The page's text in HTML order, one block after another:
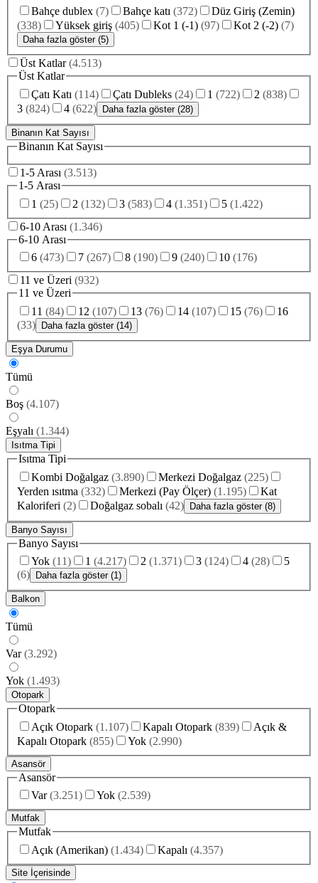
Bahçe dublex (7) Bahçe katı (372)
Düz Giriş (Zemin)
(338) Yüksek giriş (405) Kot 1 (-1) (97) Kot 2 (-2) (7)
Daha fazla göster (5)
Üst Katlar (4.513)
Üst Katlar
Çatı Katı (114) Çatı Dubleks (24) 1 (722) 2 (838)
3 (824) 4 (622) Daha fazla göster (28)
Binanın Kat Sayısı
Binanın Kat Sayısı
1-5 Arası (3.513)
1-5 Arası
1 (25) 2 (132) 3 (583) 4 (1.351) 5 (1.422)
6-10 Arası (1.346)
6-10 Arası
6 (473) 7 (267) 8 (190) 9 (240) 10 (176)
11 ve Üzeri (932)
11 ve Üzeri
11 (84) 12 (107) 13 (76) 14 (107) 15 (76)
16
(33) Daha fazla göster (14)
Eşya Durumu
Tümü
Boş (4.107)
Eşyalı (1.344)
Isıtma Tipi
Isıtma Tipi
Kombi Doğalgaz (3.890) Merkezi Doğalgaz (225)
Yerden ısıtma (332) Merkezi (Pay Ölçer) (1.195)
Kat
Kaloriferi (2) Doğalgaz sobalı (42) Daha fazla göster (8)
Banyo Sayısı
Banyo Sayısı
Yok (11) 1 (4.217) 2 (1.371) 3 (124) 4 (28)
5
(6) Daha fazla göster (1)
Balkon
Tümü
Var (3.292)
Yok (1.493)
Otopark
Otopark
Açık Otopark (1.107) Kapalı Otopark (839)
Açık &
Kapalı Otopark (855) Yok (2.990)
Asansör
Asansör
Var (3.251) Yok (2.539)
Mutfak
Mutfak
Açık (Amerikan) (1.434) Kapalı (4.357)
Site İçerisinde